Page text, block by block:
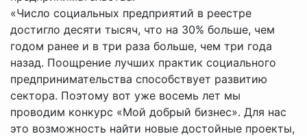
«Число социальных предприятий в реестре
достигло десяти тысяч, что на 30% больше, чем
годом ранее и в три раза больше, чем три года
назад. Поощрение лучших практик социального
предпринимательства способствует развитию
сектора. Поэтому вот уже восемь лет мы
проводим конкурс «Мой добрый бизнес». Для нас
это возможность найти новые достойные проекты,